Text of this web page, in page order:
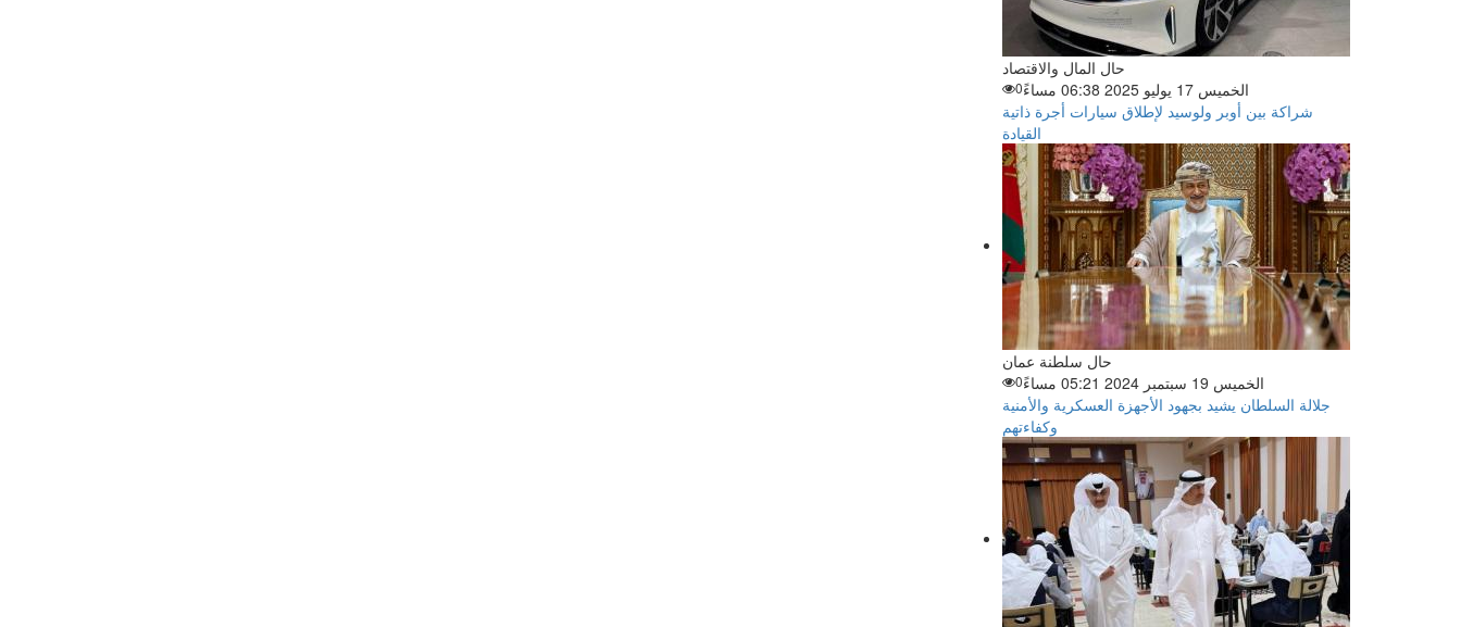
حال المال والاقتصاد
الخميس 17 يوليو 2025 06:38 مساءً
0
شراكة بين أوبر ولوسيد لإطلاق سيارات أجرة ذاتية
القيادة
حال سلطنة عمان
الخميس 19 سبتمبر 2024 05:21 مساءً
0
جلالة السلطان يشيد بجهود الأجهزة العسكرية والأمنية
وكفاءتهم